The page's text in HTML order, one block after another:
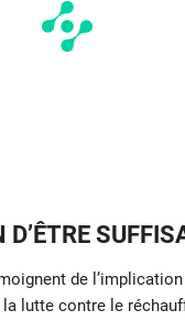
D’ÊTRE
de
lutte contre le